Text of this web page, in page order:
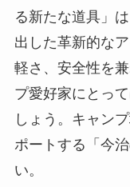
る新たな道具」
出した革新的な
軽さ、安全性を
プ愛好家にとっ
しょう。キャン
ポートする「今
い。